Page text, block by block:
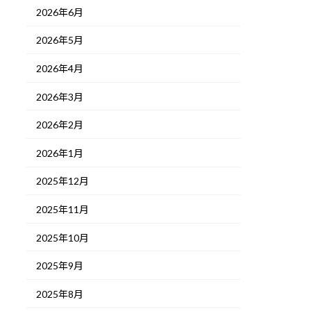
2026年6月
2026年5月
2026年4月
2026年3月
2026年2月
2026年1月
2025年12月
2025年11月
2025年10月
2025年9月
2025年8月